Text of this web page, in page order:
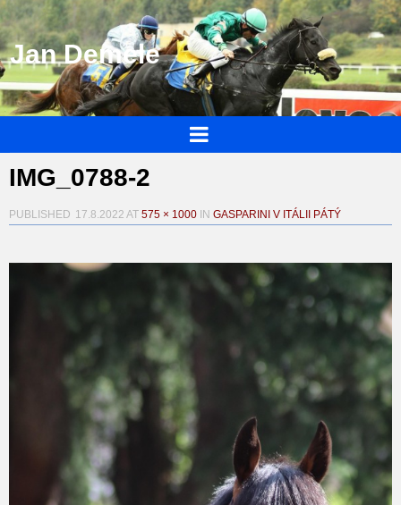
Jan Demele
IMG_0788-2
PUBLISHED 17.8.2022 AT 575 × 1000 IN GASPARINI V ITÁLII PÁTÝ